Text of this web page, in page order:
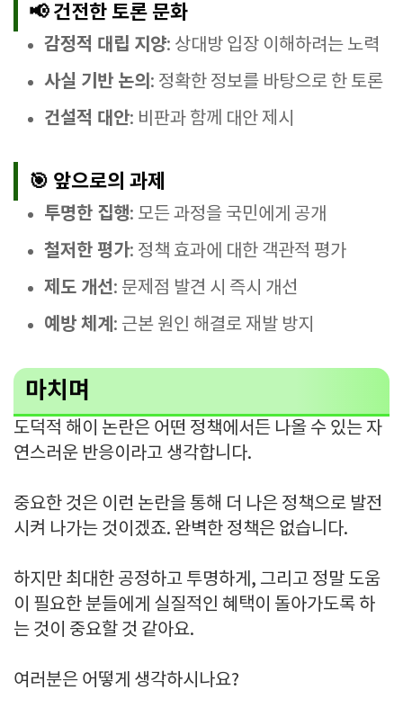
📢 건전한 토론 문화
감정적 대립 지양: 상대방 입장 이해하려는 노력
사실 기반 논의 : 정확한 정보를 바탕으로 한 토론
건설적 대안: 비판과 함께 대안 제시
🎯 앞으로의 과제
투명한 집행: 모든 과정을 국민에게 공개
철저한 평가: 정책 효과에 대한 객관적 평가
제도 개선: 문제점 발견 시 즉시 개선
예방 체계 : 근본 원인 해결로 재발 방지
마치며
도덕적 해이 논란은 어떤 정책에서든 나올 수 있는 자
연스러운 반응이라고 생각합니다.
중요한 것은 이런 논란을 통해 더 나은 정책으로 발전
시켜 나가는 것이겠죠. 완벽한 정책은 없습니다.
하지만 최대한 공정하고 투명하게, 그리고 정말 도움
이 필요한 분들에게 실질적인 혜택이 돌아가도록 하
는 것이 중요할 것 같아요.
여러분은 어떻게 생각하시나요?